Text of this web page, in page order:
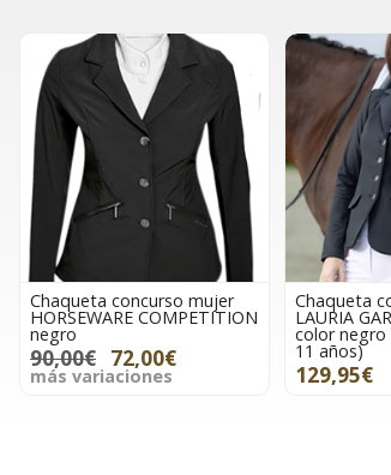
Chaqueta concurso mujer
HORSEWARE COMPETITION
negro
90,00€ 72,00€
más variaciones
Chaqueta
LAURIA
color negro
11 años)
129,95€